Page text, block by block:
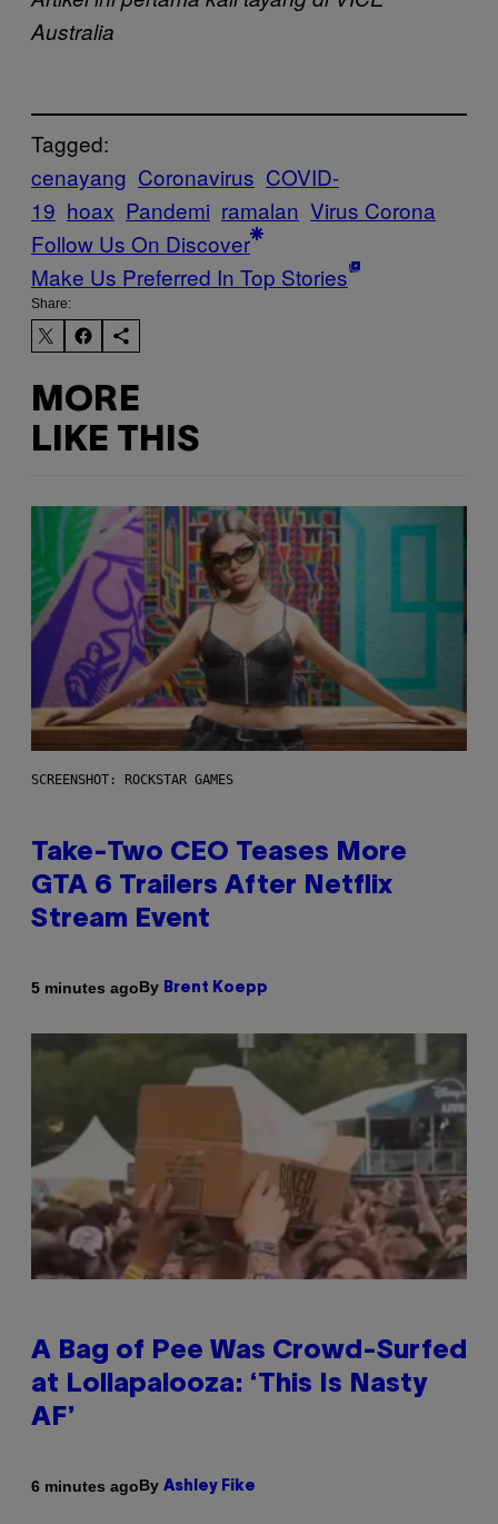
Australia
Tagged:
cenayang Coronavirus COVID-
19 hoax Pandemi ramalan Virus Corona
Follow Us On Discover
Make Us Preferred In Top Stories
Share:
MORE
LIKE THIS
SCREENSHOT: ROCKSTAR GAMES
Take-Two CEO Teases More
GTA 6 Trailers After Netflix
Stream Event
5 minutes agoBy Brent Koepp
A Bag of Pee Was Crowd-Surfed
at Lollapalooza: ‘This Is Nasty
AF’
6 minutes agoBy Ashley Fike